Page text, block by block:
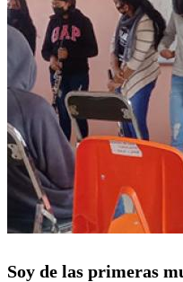
Soy de las primeras